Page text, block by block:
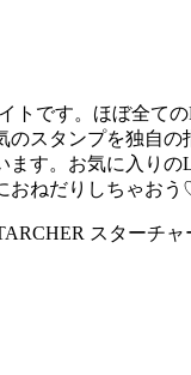
トです。ほぼ全て
のスタンプを独自の
ます。お気に入りの
おねだりしちゃお
スターチャ